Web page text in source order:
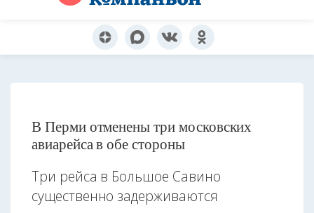
В Перми отменены три московских
авиарейса в обе стороны
Три рейса в Большое Савино
существенно задерживаются